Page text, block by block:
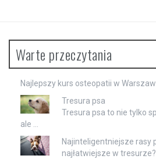
Warte przeczytania
Najlepszy kurs osteopatii w
Tresura psa
Tresura psa to nie tylko
ale …
Najinteligentniejsze rasy
najłatwiejsze w tresurze?